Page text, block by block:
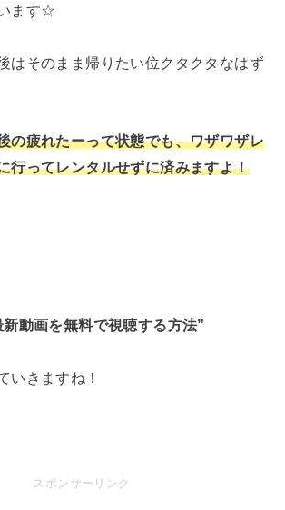
ます☆
はそのまま帰りたい位クタクタなはず
の疲れたーって状態でも、ワザワザレ
行ってレンタルせずに済みますよ！
動画を無料で視聴する方法”
いきますね！
スポンサーリンク